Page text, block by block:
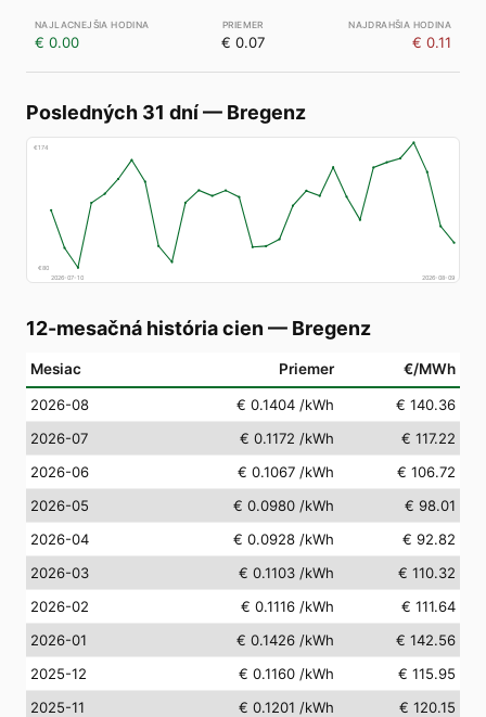
€ 0.00 € 0.07 € 0.11
Posledných 31 dní— Bregenz
€174
€80
2026-07-10
2026-08-09
12-mesačná história cien — Bregenz
Mesiac Priemer €/MWh
2026-08 € 0.1404 /kWh
€ 140.36
2026-07
€ 0.1172 /kWh
€ 117.22
2026-06
€ 0.1067 /kWh
€ 106.72
2026-05
€ 0.0980 /kWh
€ 98.01
2026-04
€ 0.0928 /kWh
€ 92.82
2026-03
€ 0.1103 /kWh
€ 110.32
2026-02
€ 0.1116 /kWh
€ 111.64
2026-01
€ 0.1426 /kWh
€ 142.56
2025-12
€ 0.1160 /kWh
€ 115.95
2025-11
€ 0.1201 /kWh
€ 120.15